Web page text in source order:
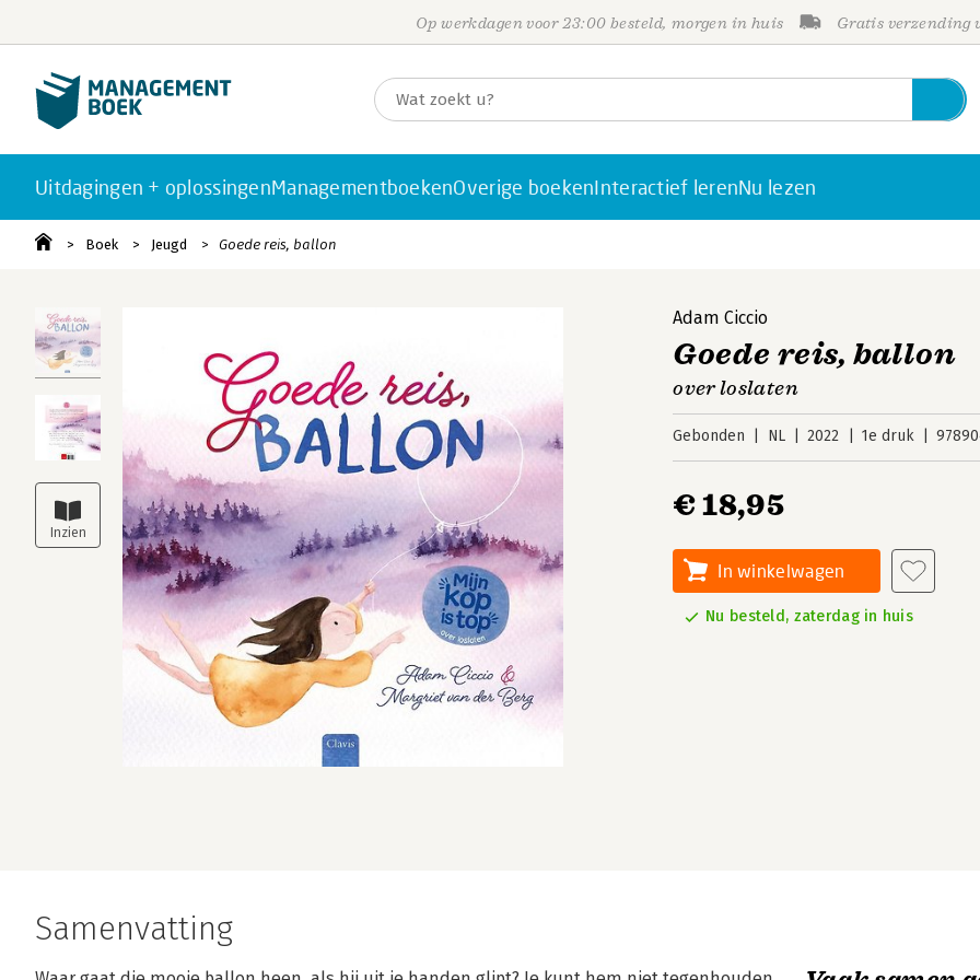
Op werkdagen voor 23:00 besteld, morgen in huis Gratis verzending
Uitdagingen + oplossingenManagementboekenOverige boekenInteractief lerenNu lezen
Boek Jeugd Goede reis, ballon
Adam Ciccio
Goede reis, ballon
over loslaten
Gebonden NL 2022 1e druk
€ 18,95
In winkelwagen
Nu besteld, zaterdag in huis
Samenvatting